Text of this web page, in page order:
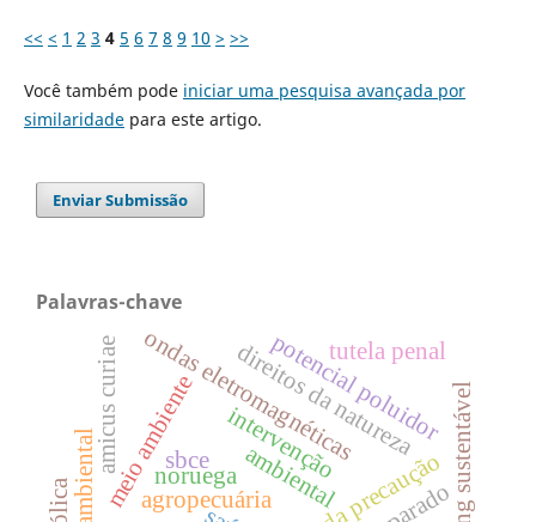
<< < 1 2 3 4 5 6 7 8 9 10 > >>
Você também pode iniciar uma pesquisa avançada por
similaridadepara este artigo.
Enviar Submissão
Palavras-chave
ambiental
noruega
meio ambiente
ondas eletromagnéticas
intervenção
direitos da natureza
amicus curiae potencial poluidor
agropecuária
sbce
tutela penal